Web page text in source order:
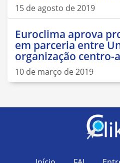
15 de agosto de 2019
Euroclima aprova
em parceria entre
organização centro-
10 de março de 2019